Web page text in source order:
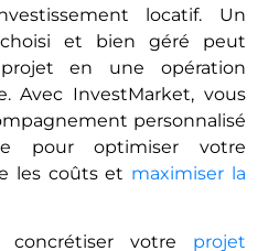
locatif. Un
et bien géré peut
en une opération
Avec InvestMarket, vous
personnalisé
pour optimiser votre
les coûts et maximiser la
votre projet